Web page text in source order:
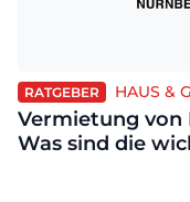
RATGEBER HAUS &
Vermietung von
Was sind die